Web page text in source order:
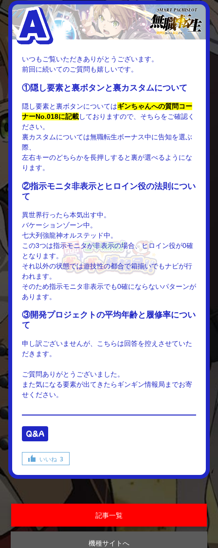
いつもご覧いただきありがとうございます。
前回に続いてのご質問も嬉しいです。
①隠し要素と裏ボタンと裏カスタムについて
隠し要素と裏ボタンについてはギンちゃんへの質問コー
ナーNo.018に記載しておりますので、そちらをご確認く
ださい。
裏カスタムについては無職転生ボーナス中に告知を選ぶ
際、
左右キーのどちらかを長押しすると裏が選べるようにな
ります。
②指示モニタ非表示とヒロイン役の法則につい
て
異世界行ったら本気出す中。
バケーションゾーン中。
七大列強龍神オルステッド中。
この3つは指示モニタが非表示の場合、ヒロイン役が0確
となります。
それ以外の状態では遊技性の都合で箱揃いでもナビが行
われます。
そのため指示モニタ非表示でも0確にならないパターンが
あります。
③開発プロジェクトの平均年齢と履修率につい
て
申し訳ございませんが、こちらは回答を控えさせていた
だきます。
ご質問ありがとうございました。
また気になる要素が出てきたらギンギン情報局までお寄
せください。
Q&A
いいね 3
記事一覧
機種サイトへ